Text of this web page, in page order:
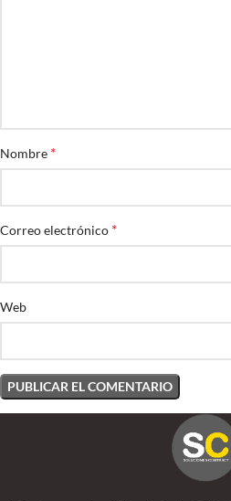
Nombre *
Correo electrónico *
Web